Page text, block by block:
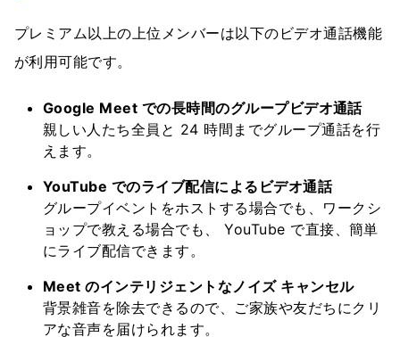
プレミアム以上の上位メンバーは以下のビデオ通話機能
が利用可能です。
Google Meet での長時間のグループビデオ通話
親しい人たち全員と 24 時間までグループ通話を行
えます。
YouTube でのライブ配信によるビデオ通話
グループイベントをホストする場合でも、ワークシ
ョップで教える場合でも、 YouTube で直接、簡単
にライブ配信できます。
Meet のインテリジェントなノイズ キャンセル
背景雑音を除去できるので、ご家族や友だちにクリ
アな音声を届けられます。